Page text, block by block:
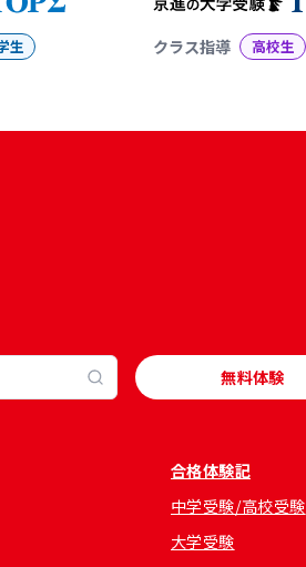
生 クラス指導 高校生
無料体験
合格体験記
中学受験/高校受験
大学受験